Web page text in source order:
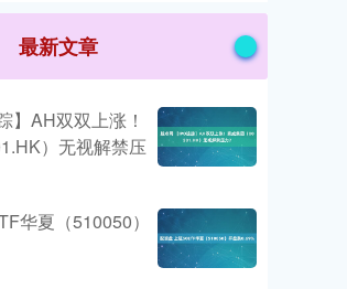
最新文章
】AH双双上涨！
）无视解禁压
华夏（510050）